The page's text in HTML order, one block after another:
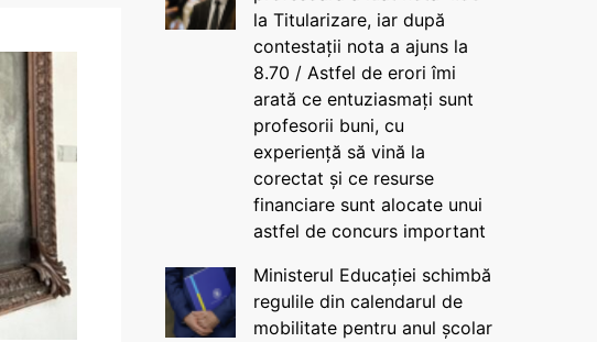
la Titularizare, iar după
contestații nota a ajuns la
8.70 / Astfel de erori îmi
arată ce entuziasmați sunt
profesorii buni, cu
experiență să vină la
corectat și ce resurse
financiare sunt alocate unui
astfel de concurs important
Ministerul Educației schimbă
regulile din calendarul de
mobilitate pentru anul școlar